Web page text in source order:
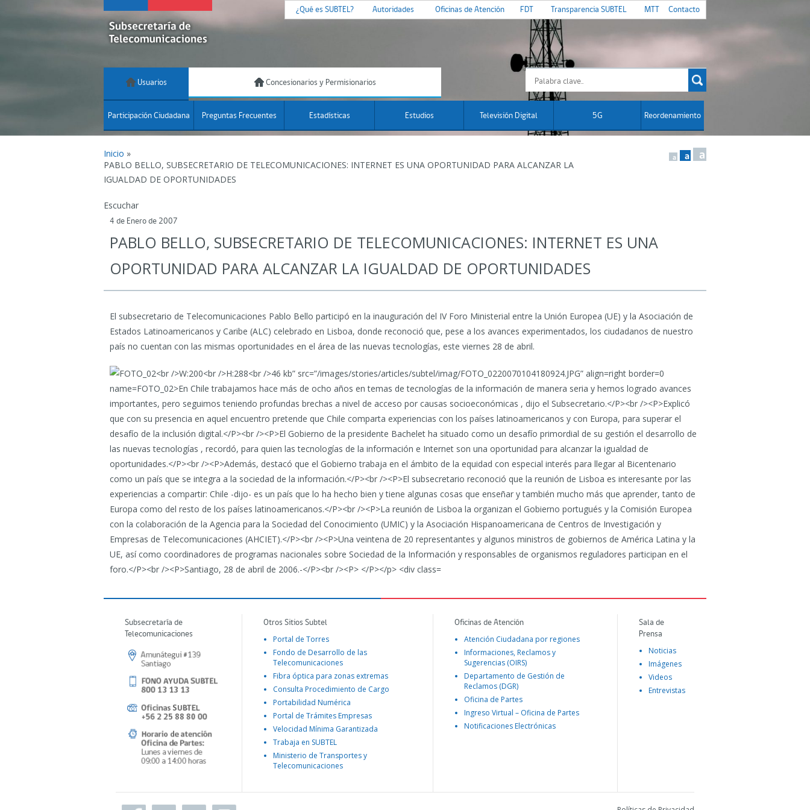
¿Qué es SUBTEL? Autoridades Oficinas de Atención FDT Transparencia SUBTEL MTT Contacto
Usuarios Concesionarios y Permisionarios
Participación Ciudadana Preguntas Frecuentes Estadísticas Estudios Televisión Digital 5G Reordenamiento
Inicio »
PABLO BELLO, SUBSECRETARIO DE TELECOMUNICACIONES: INTERNET ES UNA OPORTUNIDAD PARA ALCANZAR LA
IGUALDAD DE OPORTUNIDADES
a a a
Escuchar
4 de Enero de 2007
PABLO BELLO, SUBSECRETARIO DE TELECOMUNICACIONES: INTERNET ES UNA
OPORTUNIDAD PARA ALCANZAR LA IGUALDAD DE OPORTUNIDADES
El subsecretario de Telecomunicaciones Pablo Bello participó en la inauguración del IV Foro Ministerial entre la Unión Europea (UE) y la Asociación de
Estados Latinoamericanos y Caribe (ALC) celebrado en Lisboa, donde reconoció que, pese a los avances experimentados, los ciudadanos de nuestro
país no cuentan con las mismas oportunidades en el área de las nuevas tecnologías, este viernes 28 de abril.
Subsecretaría de
Telecomunicaciones
Otros Sitios Subtel
Portal de Torres
Fondo de Desarrollo de las
Telecomunicaciones
Fibra óptica para zonas extremas
Consulta Procedimiento de Cargo
Portabilidad Numérica
Portal de Trámites Empresas
Velocidad Mínima Garantizada
Trabaja en SUBTEL
Ministerio de Transportes y
Telecomunicaciones
Oficinas de Atención
Atención Ciudadana por regiones
Informaciones, Reclamos y
Sugerencias (OIRS)
Departamento de Gestión de
Reclamos (DGR)
Oficina de Partes
Ingreso Virtual – Oficina de Partes
Notificaciones Electrónicas
Sala de
Prensa
Noticias
Imágenes
Videos
Entrevistas